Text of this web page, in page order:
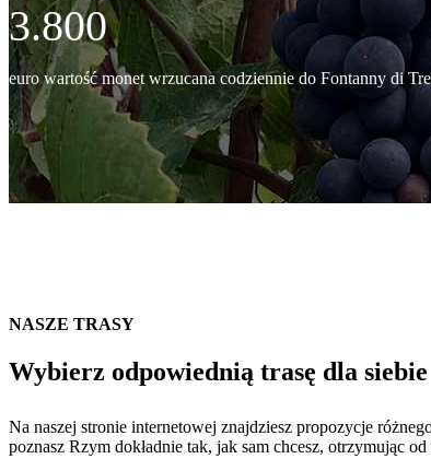
3.800
euro wartość monet wrzucana codziennie do Fontanny di
NASZE TRASY
Wybierz odpowiednią trasę dla siebie
Na naszej stronie internetowej znajdziesz propozycje
poznasz Rzym dokładnie tak, jak sam chcesz, otrzymując